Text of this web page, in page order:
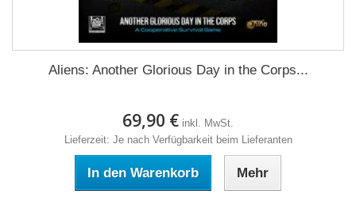
Aliens: Another Glorious Day in the Corps...
69,90 € inkl. MwSt.
Lieferzeit: Je nach Verfügbarkeit beim Lieferanten
In den Warenkorb Mehr